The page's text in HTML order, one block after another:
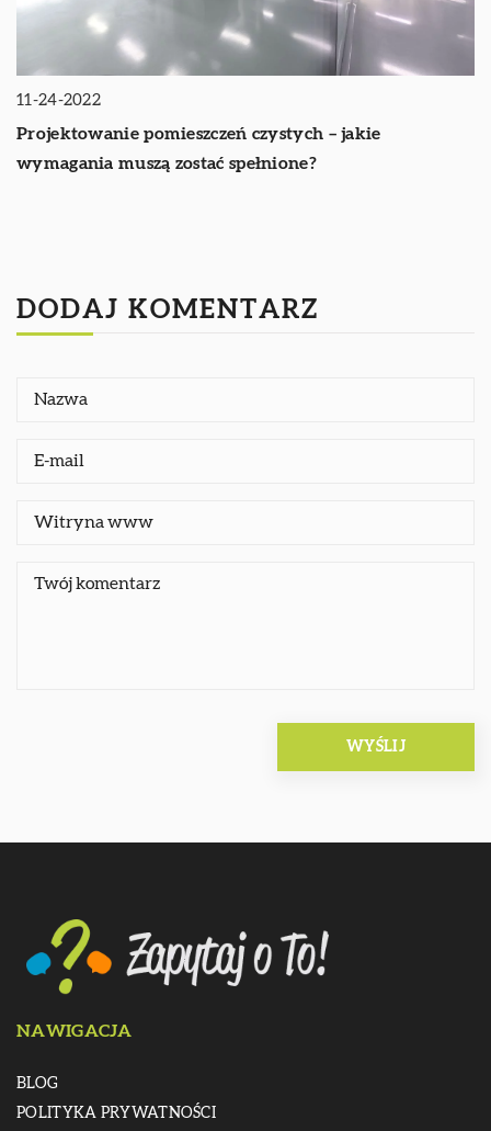
11-24-2022
Projektowanie pomieszczeń czystych – jakie
wymagania muszą zostać spełnione?
DODAJ KOMENTARZ
NAWIGACJA
BLOG
POLITYKA PRYWATNOŚCI